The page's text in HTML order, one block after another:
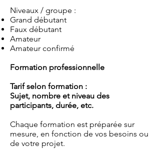
Niveaux / groupe :
Grand débutant
Faux débutant
Amateur
Amateur confirmé
Formation professionnelle
Tarif selon formation :
Sujet, nombre et niveau des
participants, durée, etc.
Chaque formation est préparée sur
mesure, en fonction de vos besoins ou
de votre projet.